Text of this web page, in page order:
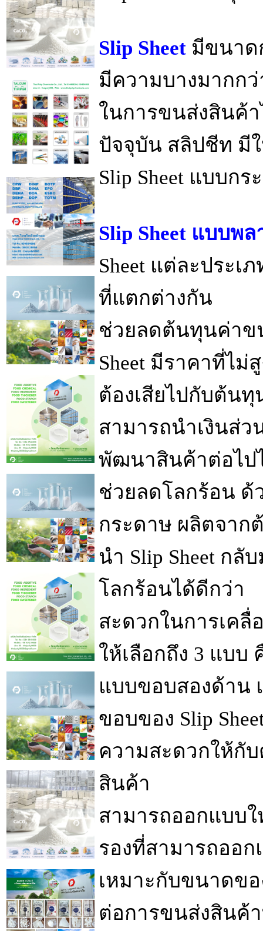
Slip Sheet มีขนาด
มีความบางมากก
ในการขนส่งสินค้
ปัจจุบัน สลิปชีท มีใ
Slip Sheet แบบก
Slip Sheet แบบพ
Sheet แต่ละประ
ที่แตกต่างกัน
ช่วยลดต้นทุนค่าข
Sheet มีราคาที่ไม่
ต้องเสียไปกับต้น
สามารถนำเงินส่
พัฒนาสินค้าต่อไป
ช่วยลดโลกร้อน ด้
กระดาษ ผลิตจาก
นำ Slip Sheet กลั
โลกร้อนได้ดีกว่า
สะดวกในการเคลื่
ให้เลือกถึง 3 แบ
แบบขอบสองด้าน
ขอบของ Slip
ความสะดวกให้กั
สินค้า
สามารถออกแบบ
รองที่สามารถออ
เหมาะกับขนาดข
ต่อการขนส่งสินค้